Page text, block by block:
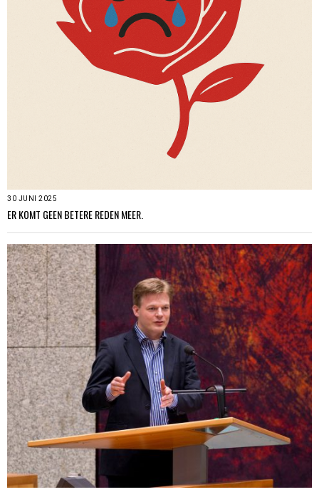
30 JUNI 2025
ER KOMT GEEN BETERE REDEN MEER.